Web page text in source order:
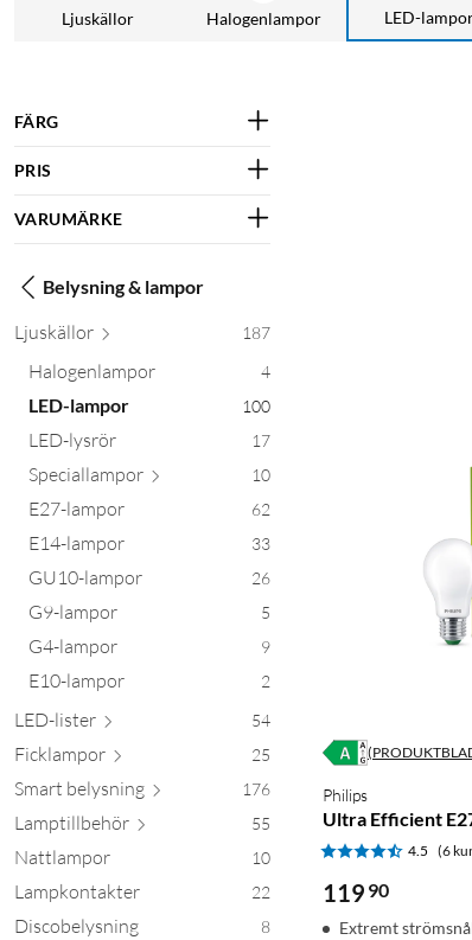
Ljuskällor Halogenlampor LED-
FÄRG
PRIS
VARUMÄRKE
Belysning & lampor
Ljuskällor 187
Halogenlampor 4
LED-lampor 100
LED-lysrör 17
Speciallampor 10
E27-lampor 62
E14-lampor 33
GU10-lampor 26
G9-lampor 5
G4-lampor 9
E10-lampor 2
LED-lister 54
Ficklampor 25
Smart belysning 176
Lamptillbehör 55
Nattlampor 10
Lampkontakter 22
Discobelysning 8
Philips
Ultra Efficient
4.5 (6
119 90
Extremt